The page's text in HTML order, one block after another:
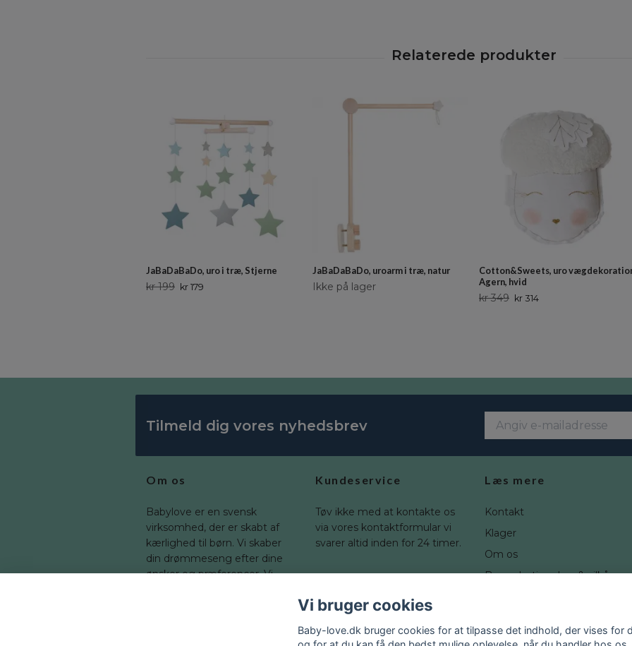
JaBaDaBaDo, uro i træ, Stjerne
kr 199 kr 179
JaBaDaBaDo, uroarm i træ, natur
Ikke på lager
Cotton&Sweets, uro
Agern, hvid
kr 349 kr 314
Tilmeld dig vores nyhedsbrev
Om os
Babylove er en svensk
virksomhed, der er skabt af
kærlighed til børn. Vi skaber
din drømmeseng efter dine
ønsker og præferencer. Vi
Kundeservice
Tøv ikke med at kontakte os
via vores kontaktformular vi
svarer altid inden for 24 timer.
Læs mere
Kontakt
Klager
Om os
Brugerbetingelser & vilkår
Vi bruger cookies
Baby-love.dk bruger cookies for at tilpasse det indhold, der vises for